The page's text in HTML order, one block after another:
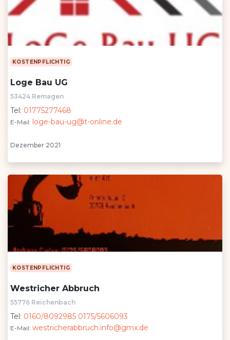
KOSTENPFLICHTIG
Loge Bau UG
53424 Remagen
Tel: 01775277468
E-Mail: loge-bau-ug@t-online.de
Dezember 2021
KOSTENPFLICHTIG
Westricher Abbruch
55776 Reichenbach
Tel: 0160/8092985 0175/5606093
E-Mail: westricherabbruch.info@gmx.de